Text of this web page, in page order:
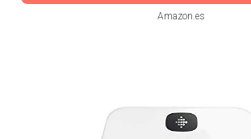
Amazon.es